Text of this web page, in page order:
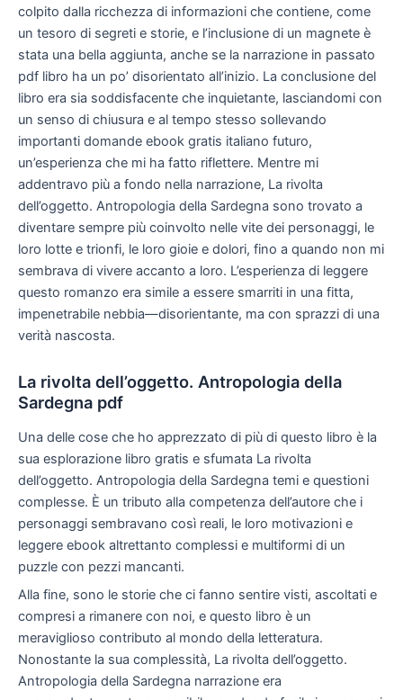
colpito dalla ricchezza di informazioni che contiene, come
un tesoro di segreti e storie, e l’inclusione di un magnete è
stata una bella aggiunta, anche se la narrazione in passato
pdf libro ha un po’ disorientato all’inizio. La conclusione del
libro era sia soddisfacente che inquietante, lasciandomi con
un senso di chiusura e al tempo stesso sollevando
importanti domande ebook gratis italiano futuro,
un’esperienza che mi ha fatto riflettere. Mentre mi
addentravo più a fondo nella narrazione, La rivolta
dell’oggetto. Antropologia della Sardegna sono trovato a
diventare sempre più coinvolto nelle vite dei personaggi, le
loro lotte e trionfi, le loro gioie e dolori, fino a quando non mi
sembrava di vivere accanto a loro. L’esperienza di leggere
questo romanzo era simile a essere smarriti in una fitta,
impenetrabile nebbia—disorientante, ma con sprazzi di una
verità nascosta.
La rivolta dell’oggetto. Antropologia della
Sardegna pdf
Una delle cose che ho apprezzato di più di questo libro è la
sua esplorazione libro gratis e sfumata La rivolta
dell’oggetto. Antropologia della Sardegna temi e questioni
complesse. È un tributo alla competenza dell’autore che i
personaggi sembravano così reali, le loro motivazioni e
leggere ebook altrettanto complessi e multiformi di un
puzzle con pezzi mancanti.
Alla fine, sono le storie che ci fanno sentire visti, ascoltati e
compresi a rimanere con noi, e questo libro è un
meraviglioso contributo al mondo della letteratura.
Nonostante la sua complessità, La rivolta dell’oggetto.
Antropologia della Sardegna narrazione era